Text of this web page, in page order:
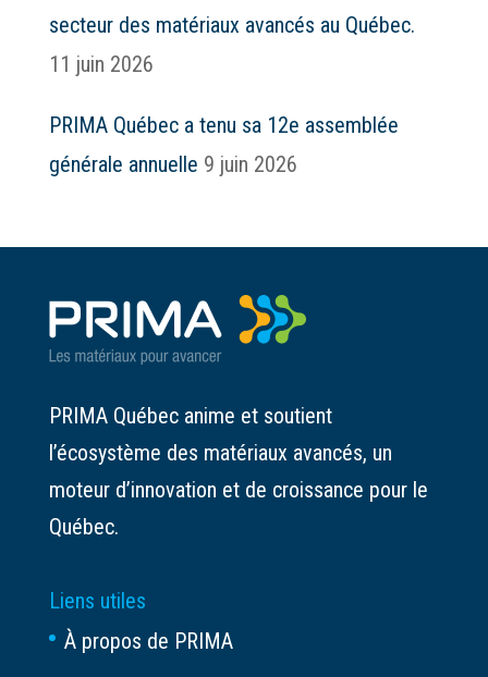
secteur des matériaux avancés au Québec.
11 juin 2026
PRIMA Québec a tenu sa 12e assemblée
générale annuelle 9 juin 2026
PRIMA Québec anime et soutient
l’écosystème des matériaux avancés, un
moteur d’innovation et de croissance pour le
Québec.
Liens utiles
À propos de PRIMA